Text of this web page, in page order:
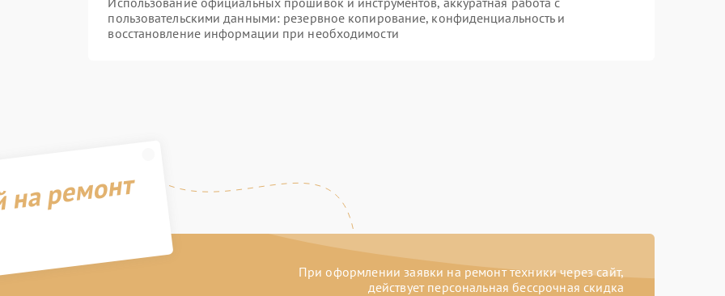
пользовательскими данными: резервное копирование, конфиденциальность и
восстановление информации при необходимости
ремонт
При оформлении заявки на ремонт техники через сайт,
действует персональная бессрочная скидка